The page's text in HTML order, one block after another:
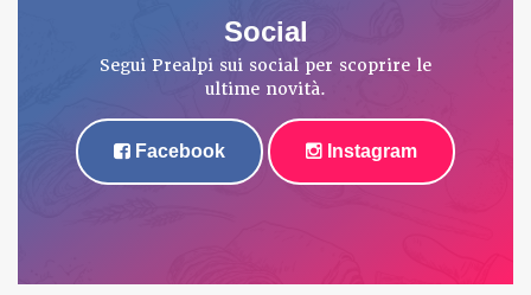
Social
Segui Prealpi sui social per scoprire le
ultime novità.
Facebook Instagram